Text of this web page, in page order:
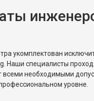
укомплектован
Наши специалисты
всеми необходимыми
уровне.